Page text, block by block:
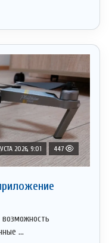
2026, 9:01 447
...